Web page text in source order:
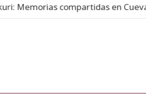
Memorias compartidas en Cueva